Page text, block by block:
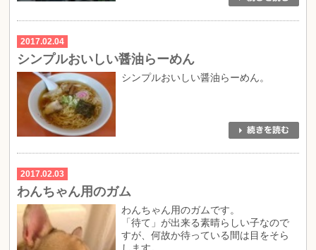
2017.02.04
シンプルおいしい醤油らーめん
シンプルおいしい醤油らーめん。
2017.02.03
わんちゃん用のガム
わんちゃん用のガムです。
「待て」が出来る素晴らしい子なので
すが、何故か待っている間は目をそら